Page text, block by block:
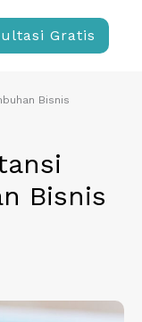
Gratis
Bisnis
Bisnis